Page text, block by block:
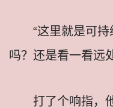
“这里就是可
吗？还是看一看远
打了个响指，